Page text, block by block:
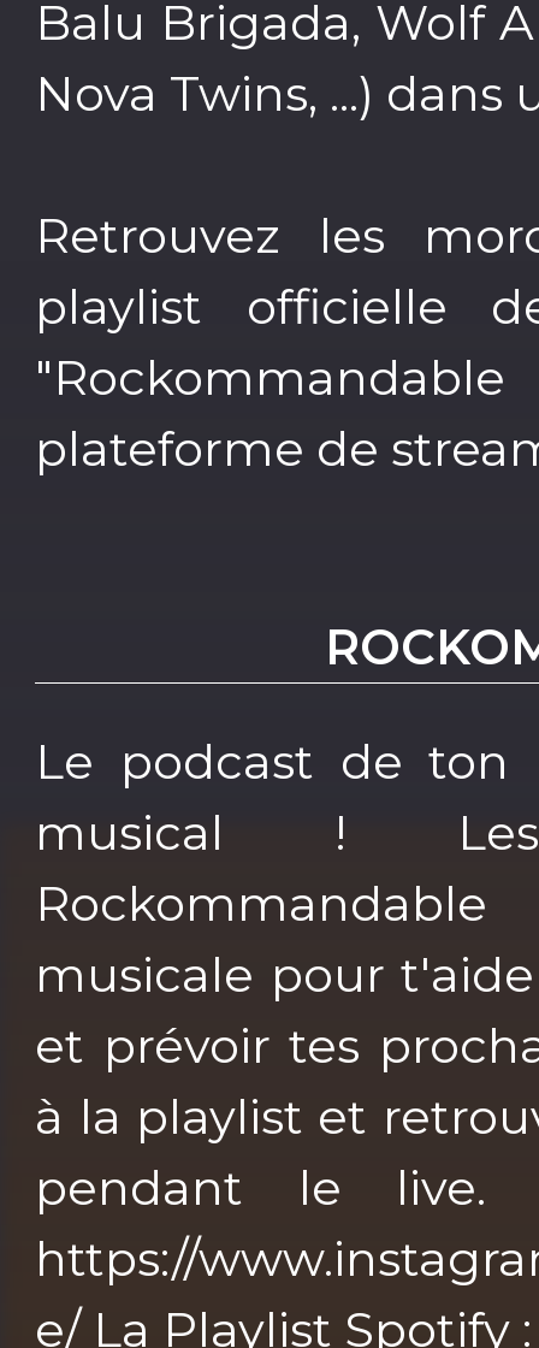
Balu Brigada, Wolf
Nova Twins, ...)
Retrouvez les
playlist officielle
plateforme de
Le podcast de
musical !
musicale pour
et prévoir tes
à la playlist et
pendant le live.
https://
e/ La Playlist Spotify